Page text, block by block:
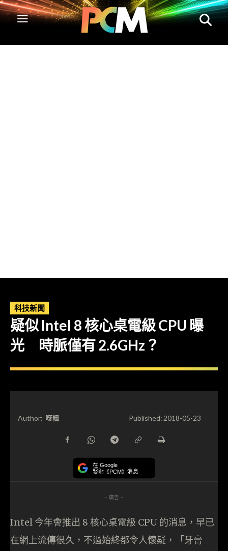
科技新聞
疑似 Intel 8 核心桌電級 CPU 曝
光 時脈僅有 2.6GHz？
Author: 呀粗 Published:2018-05-23
在 Google
緊貼《PCM》消息
- 廣告 -
Intel 今年會推出 8 核心桌電級 CPU 的消息，早已
在網上流傳很久，不過始終都令人懷疑，「牙膏